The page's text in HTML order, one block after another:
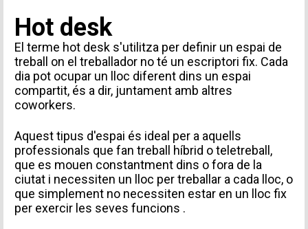
Hot desk
El terme hot desk s'utilitza per definir un espai de
treball on el treballador no té un escriptori fix. Cada
dia pot ocupar un lloc diferent dins un espai
compartit, és a dir, juntament amb altres
coworkers.
Aquest tipus d'espai és ideal per a aquells
professionals que fan treball híbrid o teletreball,
que es mouen constantment dins o fora de la
ciutat i necessiten un lloc per treballar a cada lloc, o
que simplement no necessiten estar en un lloc fix
per exercir les seves funcions .